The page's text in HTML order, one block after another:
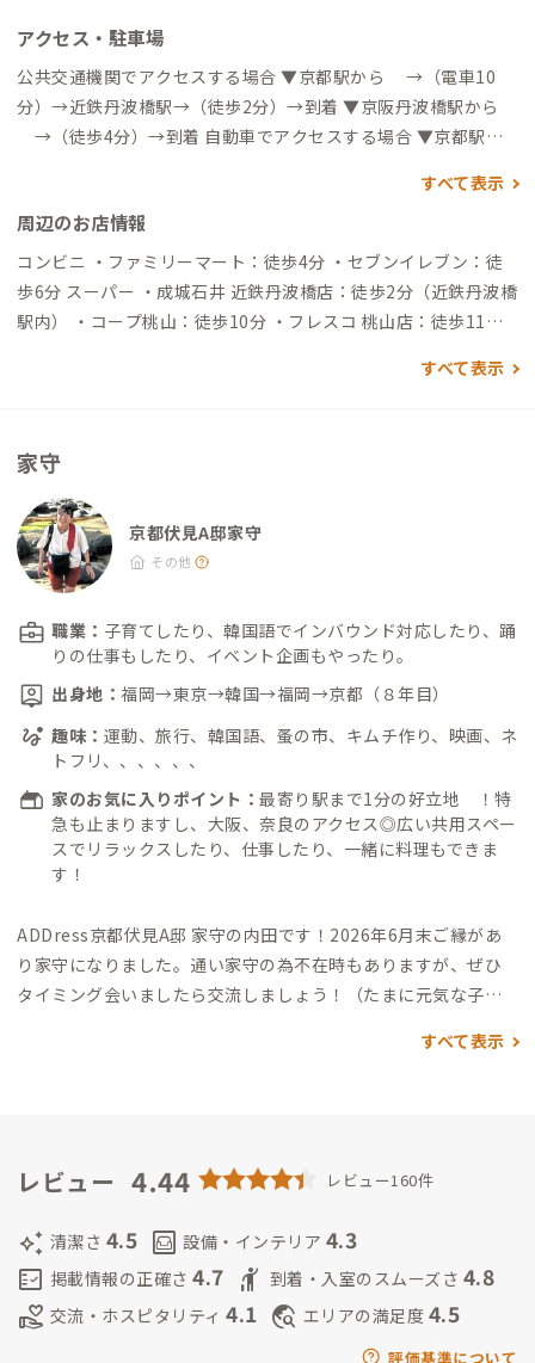
アクセス・駐車場
公共交通機関でアクセスする場合 ▼京都駅から →（電車10
分）→近鉄丹波橋駅→（徒歩2分）→到着 ▼京阪丹波橋駅から
→（徒歩4分）→到着 自動車でアクセスする場合 ▼京都駅か
すべて表示
周辺のお店情報
コンビニ ・ファミリーマート：徒歩4分 ・セブンイレブン：徒
歩6分 スーパー ・成城石井 近鉄丹波橋店：徒歩2分（近鉄丹波橋
駅内） ・コープ桃山：徒歩10分 ・フレスコ 桃山店：徒歩11分
ラーメン 大中 本店：徒歩11分（豚骨ラーメン） ・コメダ珈琲店
伏見桃山駅前店：徒歩13分 ・ドトールコーヒーショップ 伏見桃
山駅前店：徒歩13分 ・豚ステーキ＆カフェ BAL ぼーく：徒歩1
4分（トンテキメイン、昼と夜やっていて雰囲気良） ・かつ廣
桃山店：徒歩16分（昔ながらのとんかつ屋さん、スタッフさん
の雰囲気が良いです） ・サンマルクカフェ 京都伏見桃山店：徒
歩16分 ・ラーメン荘 地球規模で考えろ 伏見本店：徒歩17分
（二郎系ラーメン好きにおすすめ、お昼時は行列も。肉ちょい
盛りでもかなりのボリューム） 買い物 ・カスカード：徒歩3分
（ベーカリー） ・マツモトキヨシ：徒歩3分（ドラッグストア）
・ウエルシアダックス 伏見丹波橋店：徒歩12分（ドラッグスト
ア） ・伏見大手筋商店街：徒歩12分 ・納屋町商店街：徒歩20分
すべて表示
家守
京都伏見A邸家守
その他
職業： 子育てしたり、韓国語でインバウンド対応したり、踊
りの仕事もしたり、イベント企画もやったり。
出身地： 福岡→東京→韓国→福岡→京都（８年目）
趣味： 運動、旅行、韓国語、蚤の市、キムチ作り、映画、ネ
トフリ、、、、、、
家のお気に入りポイント： 最寄り駅まで1分の好立地 ！特
急も止まりますし、大阪、奈良のアクセス◎広い共用スペー
スでリラックスしたり、仕事したり、一緒に料理もできま
す！
ADDress京都伏見A邸 家守の内田です！2026年6月末ご縁があ
り家守になりました。通い家守の為不在時もありますが、ぜひ
タイミング会いましたら交流しましょう！（たまに元気な子供
ここに滞在することで、いろんな縁がつながればと思っています
すべて表示
レビュー 4.44 レビュー160件
auto_awesome 清潔さ 4.5 living 設備・インテリア 4.3
fact_check 掲載情報の正確さ 4.7 hail 到着・入室のスムーズさ 4.8
volunteer_activism 交流・ホスピタリティ 4.1 travel_explore エリアの満足度 4.5
評価基準について